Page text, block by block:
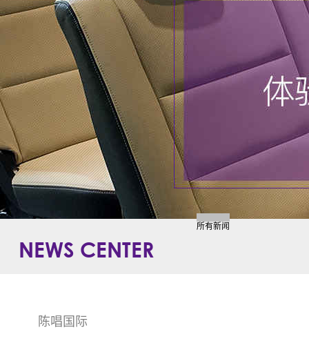
NEWS CENTER
所有新闻
陈唱国际